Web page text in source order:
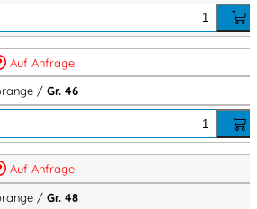
Montage, Logistik, Industrie
:
mit Patten
verstärkte Seitentaschen
davon eine mit Patte
links mit Patte
links und rechts
Auf Anfrage
/ Gr. 46
Auf Anfrage
/ Gr. 48